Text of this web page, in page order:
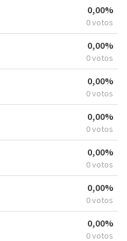
0,00%
0 votos
0,00%
0 votos
0,00%
0 votos
0,00%
0 votos
0,00%
0 votos
0,00%
0 votos
0,00%
0 votos